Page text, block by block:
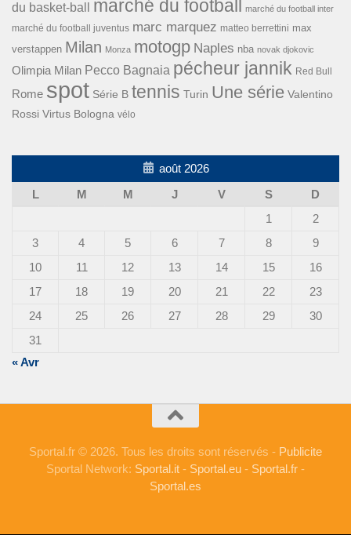
du basket-ball
marché du football marché du football inter
marché du football juventus marc marquez matteo berrettini max
verstappen Milan Monza motogp Naples nba novak djokovic
Olimpia Milan Pecco Bagnaia pécheur jannik Red Bull
Rome spot Série B tennis Turin Une série Valentino
Rossi Virtus Bologna vélo
août 2026
L
M M J V S
D
1
2
3
4 5 6 7 8
9
10
11 12 13 14 15
16
17
18 19 20 21 22
23
24
25 26 27 28 29
30
31
« Avr
Sportal.fr © 2026. Tous les droits sont réservés - Publicite
Sportal Network: Sportal.it - Sportal.eu - Sportal.fr -
Sportal.es